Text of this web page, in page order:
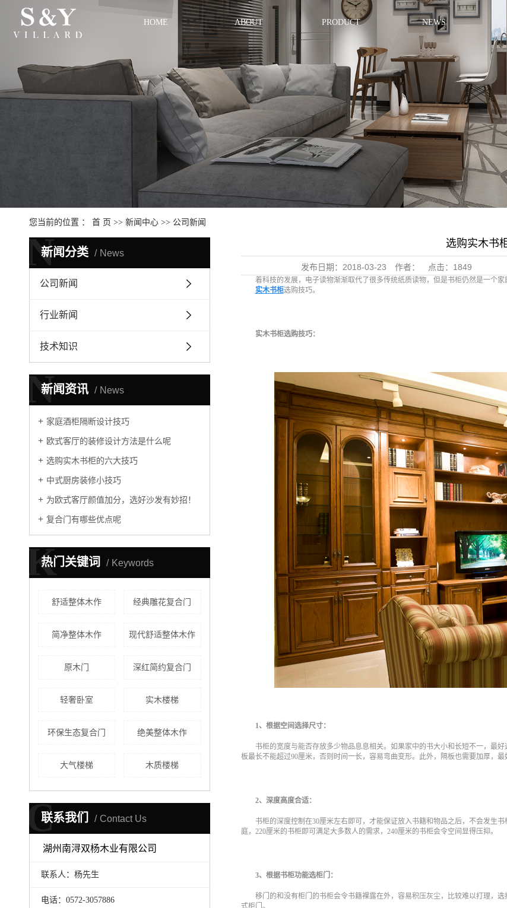
HOME ABOUT PRODUCT NEWS
您当前的位置 ： 首 页 >> 新闻中心>> 公司新闻
新闻分类 News
N
公司新闻
行业新闻
技术知识
新闻资讯 News
N
家庭酒柜隔断设计技巧
欧式客厅的装修设计方法是什么呢
选购实木书柜的六大技巧
中式厨房装修小技巧
为欧式客厅颜值加分，选好沙发有妙招！
复合门有哪些优点呢
热门关键词 Keywords
K
舒适整体木作 经典雕花复合门
简净整体木作 现代舒适整体木作
原木门 深红简约复合门
轻奢卧室 实木楼梯
环保生态复合门 绝美整体木作
大气楼梯 木质楼梯
联系我们 Contact Us
C
湖州南浔双杨木业有限公司
联系人：杨先生
电话：0572-3057886
选购实木书
发布日期： 2018-03-23 作者： 点击： 1849
着科技的发展，电子读物渐渐取代了很多传统纸质读物，但是书柜仍然是一个
实木书柜选购技巧。
实木书柜选购技巧：
1、根据空间选择尺寸：
书柜的宽度与能否存放多少物品息息相关。如果家中的书大小和长短不一，最
板最长不能超过90厘米，否则时间一长，容易弯曲变形。此外，隔板也需要加厚，最
2、深度高度合适：
书柜的深度控制在30厘米左右即可，才能保证放入书籍和物品之后，不会发生
庭，220厘米的书柜即可满足大多数人的需求，240厘米的书柜会令空间显得压抑。
3、根据书柜功能选柜门：
移门的和没有柜门的书柜会令书籍裸露在外，容易积压灰尘，比较难以打理，
式柜门。